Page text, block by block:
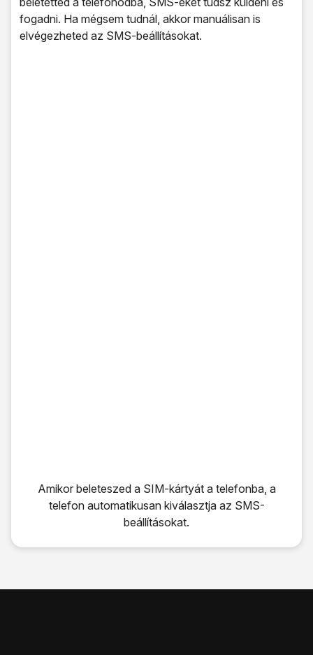
fogadni. Ha mégsem tudnál, akkor manuálisan is
elvégezheted az SMS-beállításokat.
Amikor beleteszed a SIM-kártyát a telefonba, a
telefon automatikusan kiválasztja az SMS-
beállításokat.
Amikor beleteszed a SIM-kártyát a telefonba, a telefon